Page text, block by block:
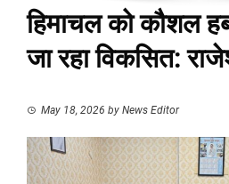
हिमाचल को कौशल
जा रहा विकसित:
May 18, 2026 by News Editor